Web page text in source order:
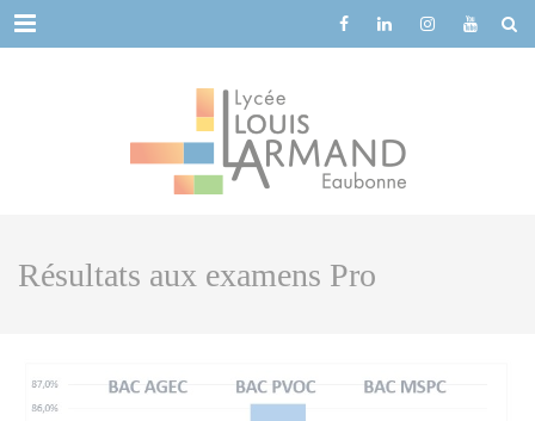
Menu
Résultats aux examens Pro
Cookies management panel